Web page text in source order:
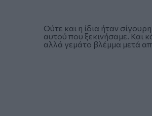
Ούτε και η ίδια ήταν
αυτού που ξεκινήσαμε. Και
αλλά γεμάτο βλέμμα μετά